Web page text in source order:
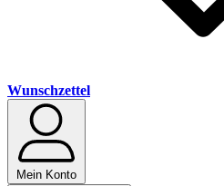
Wunschzettel
Mein Konto